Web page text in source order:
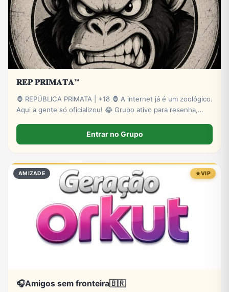
𝐑𝐄𝐏 𝐏𝐑𝐈𝐌𝐀𝐓𝐀™
🦍 REPÚBLICA PRIMATA | +18 🦍 A internet já é um zoológico.
Aqui a gente só oficializou! 😂 Grupo ativo para resenha,
presente e muita interação. Entre para o bando! 🍌🔥 🔞
Exclusivo para maiores.
Entrar no Grupo
AMIZADE VIP
🎧Amigos sem fronteira🇧🇷